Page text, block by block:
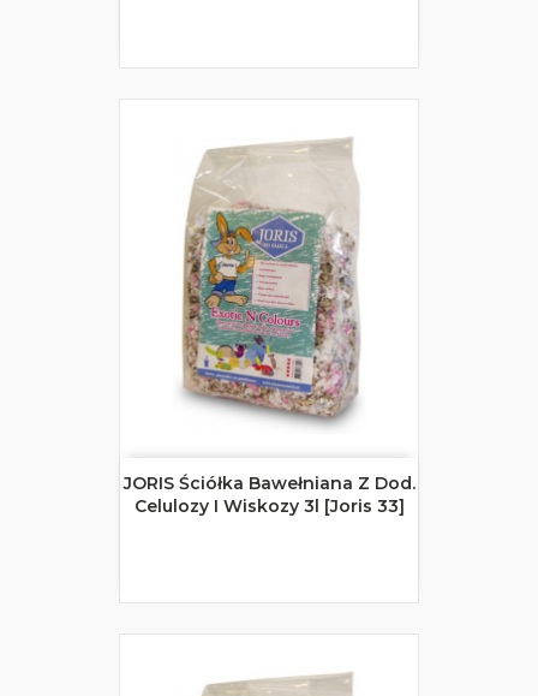
JORIS Ściółka Bawełniana Z Dod.
Celulozy I Wiskozy 3l [Joris 33]